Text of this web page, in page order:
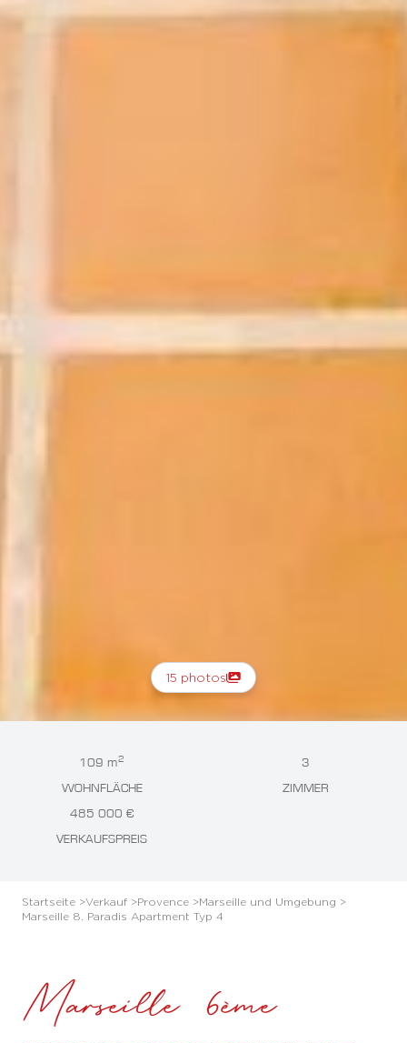
15 photos
109 m2
WOHNFLÄCHE
3
ZIMMER
485 000 €
VERKAUFSPREIS
Startseite >Verkauf >Provence >Marseille und Umgebung >
Marseille 8. Paradis Apartment Typ 4
Marseille 6ème